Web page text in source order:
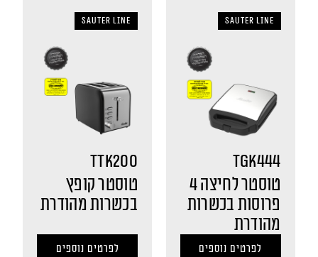
sauter LINE
TGK444
טוסטר לחיצה 4
פרוסות בכשרות
מהודרת
לפרטים נוספים
sauter LINE
TTK200
טוסטר קופץ
בכשרות מהודרת
לפרטים נוספים